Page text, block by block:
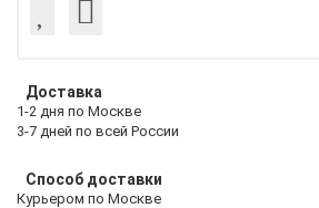
Доставка
1-2 дня по Москве
3-7 дней по всей России
Способ доставки
Курьером по Москве